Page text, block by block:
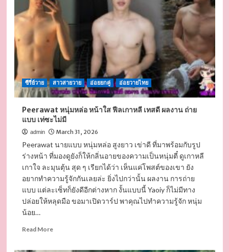
บิล
ลี่
ภัทร
ชนน
ดารา
นัก
แสดง
หนุ่ม
หล่อ
สุด
หน้า
ใส
กิ๊ง
ชวน
มอง
ซีรี่ย์วาย สาวสายวาย อ่อยยกคู่ อ่อยวายไทย
Peerawat หนุ่มหล่อ หน้าใส ฟีลเกาหลี เทสดี ผลงาน ถ่าย
แบบ เท่ซะไม่มี
admin March 31, 2026
Peerawat นายแบบ หนุ่มหล่อ สูงยาว เข่าดี ที่มาพร้อมกับรูป
ร่างหน้า ที่มองดูยังก็ให้กลิ่นอายของความเป็นหนุ่มตี๋ ดูเกาหลี
เกาใจ ละมุนตุ้น สุด ๆ เรียกได้ว่า เห็นแค่โพสต์ของเขา ยัง
อยากทำความรู้จักกันเลยล่ะ ยิ่งไปกว่านั้น ผลงาน การถ่าย
แบบ แต่ละเซ็ทก็ยังดีอีกต่างหาก งั้นแบบนี้ Yaoiy ก็ไม่มีทาง
ปล่อยให้หลุดมือ ขอมาเปิดวาร์ป พาคุณไปทำความรู้จัก หนุ่ม
น้อย…
Read MoreRead